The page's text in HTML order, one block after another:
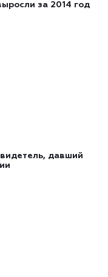
за 2014 год
давший